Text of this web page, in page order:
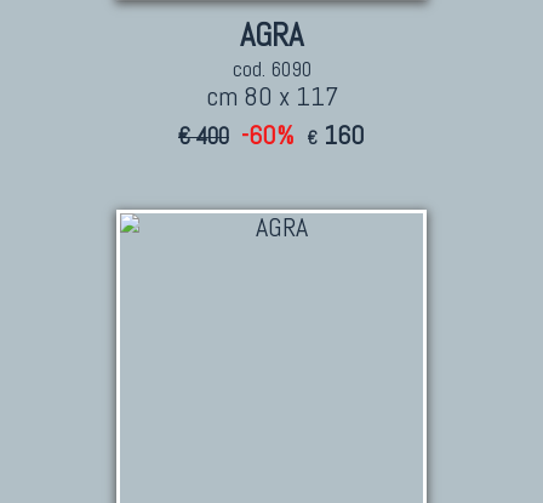
AGRA
cod. 6090
cm 80 x 117
€ 400 -60% € 160